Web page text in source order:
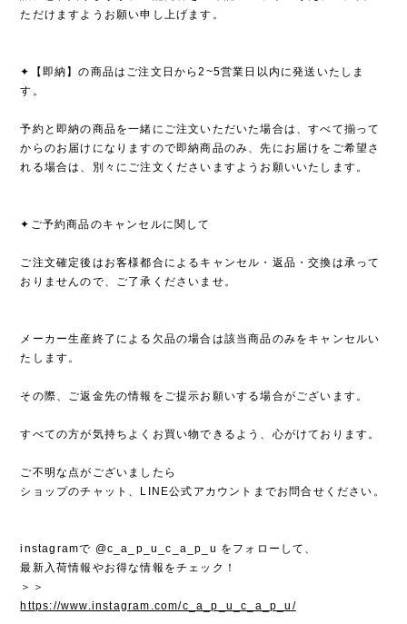
ただけますようお願い申し上げます。
✦【即納】の商品はご注文日から2~5営業日以内に発送いたしま
す。
予約と即納の商品を一緒にご注文いただいた場合は、すべて揃って
からのお届けになりますので即納商品のみ、先にお届けをご希望さ
れる場合は、別々にご注文くださいますようお願いいたします。
✦ご予約商品のキャンセルに関して
ご注文確定後はお客様都合によるキャンセル・返品・交換は承って
おりませんので、ご了承くださいませ。
メーカー生産終了による欠品の場合は該当商品のみをキャンセルい
たします。
その際、ご返金先の情報をご提示お願いする場合がございます。
すべての方が気持ちよくお買い物できるよう、心がけております。
ご不明な点がございましたら
ショップのチャット、LINE公式アカウントまでお問合せください。
instagramで @c_a_p_u_c_a_p_u をフォローして、
最新入荷情報やお得な情報をチェック！
＞＞
https://www.instagram.com/c_a_p_u_c_a_p_u/